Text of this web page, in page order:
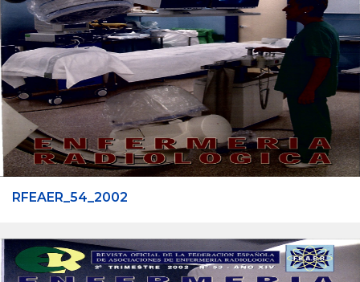
RFEAER_54_2002